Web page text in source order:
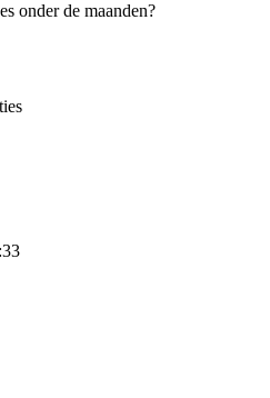
onder de maanden?